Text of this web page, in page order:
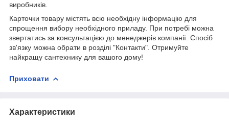
виробників.
Карточки товару містять всю необхідну інформацію для
спрощення вибору необхідного приладу. При потребі можна
звертатись за консультацією до менеджерів компанії. Спосіб
зв'язку можна обрати в розділі "Контакти". Отримуйте
найкращу сантехнику для вашого дому!
Приховати
Характеристики